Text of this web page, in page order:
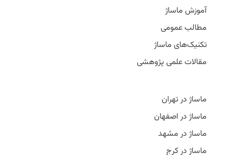
آموزش ماساژ
مطالب عمومی
تکنیک‌های ماساژ
مقالات علمی پژوهشی
ماساژ در تهران
ماساژ در اصفهان
ماساژ در مشهد
ماساژ در کرج